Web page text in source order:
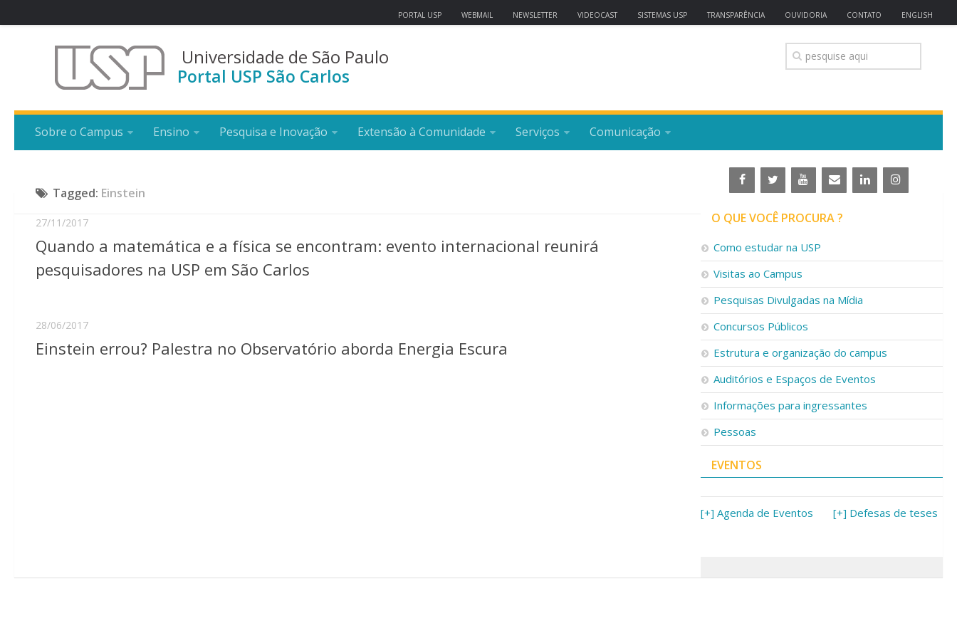
PORTAL USP WEBMAIL NEWSLETTER VIDEOCAST SISTEMAS USP TRANSPARÊNCIA OUVIDORIA CONTATO ENGLISH
Universidade de São Paulo
Portal USP São Carlos
Sobre o Campus Ensino Pesquisa e Inovação Extensão à Comunidade Serviços Comunicação
Tagged: Einstein
27/11/2017
Quando a matemática e a física se encontram: evento internacional reunirá
pesquisadores na USP em São Carlos
28/06/2017
Einstein errou? Palestra no Observatório aborda Energia Escura
O QUE VOCÊ PROCURA ?
Como estudar na USP
Visitas ao Campus
Pesquisas Divulgadas na Mídia
Concursos Públicos
Estrutura e organização do campus
Auditórios e Espaços de Eventos
Informações para ingressantes
Pessoas
EVENTOS
[+] Agenda de Eventos [+] Defesas de teses